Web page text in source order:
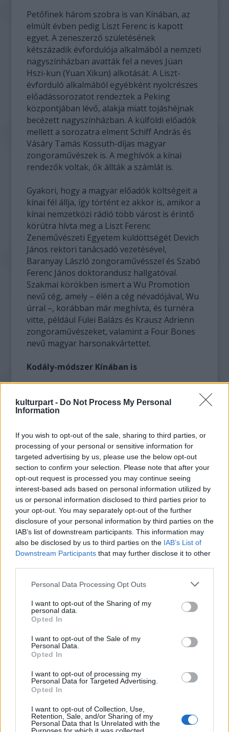
kulturpart - Do Not Process My Personal
Information
If you wish to opt-out of the sale, sharing to third parties, or
processing of your personal or sensitive information for
targeted advertising by us, please use the below opt-out
section to confirm your selection. Please note that after your
opt-out request is processed you may continue seeing
interest-based ads based on personal information utilized by
us or personal information disclosed to third parties prior to
your opt-out. You may separately opt-out of the further
disclosure of your personal information by third parties on the
IAB’s list of downstream participants. This information may
also be disclosed by us to third parties on the IAB’s List of
Downstream Participants that may further disclose it to other
Please note that this website/app uses one or more Google
not limited to your visit or usage behaviour. You may click to
grant or deny consent to Google and its third-party tags to
use your data for below specified purposes in below Google
consent section.
Personal Data Processing Opt Outs
I want to opt-out of the Sharing of my
personal data.
Opted In
I want to opt-out of the Sale of my
Personal Data.
Opted In
I want to opt-out of processing my
Personal Data for Targeted Advertising.
Opted In
I want to opt-out of Collection, Use,
Retention, Sale, and/or Sharing of my
Personal Data that Is Unrelated with the
Petőfinek három szobra is van Kínában, az
elmúlt évben pedig Liszt Ferenc is kapott
egyet. A zeneszerző születésének
kétszázadik évfordulója alkalmából a nemzeti
nagyszínházban avatták fel a neves Jüan
Hszi-kun (Yuan Xikun) alkotását. A Liszt-
évforduló alkalmából egyébként nyolcrészes
előadássorozatot rendeztek a Peking
központjában lévő, alakja miatt tojáshéjnak
becézett nagyszínházban. A külföldi előadók
mellett a sorozatra elment Schiff András és
Vásáry Tamás Kossuth-díjas magyar
zongoraművészek is. A meghívók a kínai
rendezők voltak, ők állták a számlát is.
Gyakori, hogy a magyar előadók költségeit a
kínai fél állja, így történt ez akkor is, amikor a
kínai nemzetközi rádió több várost is érintő
körútra hívta meg a Liszt Ferenc
Zeneművészeti Egyetem küldöttségét Devich
János rektori tanácsadó vezetésével,
Baranyay László zongoraművésszel és Szabó
Ferenc János doktorandusz hallgatóval.
Szakmai körökben ismert a Wu Promotion
nevű cég, amely – élén a cég névadójával, Wu
úrral –, korábban már meghívta, és turnéra
vitte, például Fülei Balázs és Krausz Adrienn
zongoraművészeket, valamint a Four Bones
nevű magyar harsonakvártettet.
Kodály-módszer Kínában is
odamegy, annak a legjobbakkal kell
megmérkőznie. Kínában a klasszikus zene
zongorázni, és az érdeklődés élénkülése
mellett a zeneértésben is nagyot léptek előre.
A kínai központi zeneakadémiához tartozóan
működik a kínai Kodály Társaság, amely a
zene élvezetének tanítását támogatja,
könyvet jelentetett meg, népszerűsíti a
Kodály-módszert. Tavaly például egy olyan
osztály indult, ahol szellemi- és testi
fogyatékkal élő gyerekek oktatásában
alkalmazzák a magyar művészről elnevezett
módszert. Azok, akik találkoztak ezekkel a
gyerekekkel, elmondták, megható volt látni,
Alig találni műfordítót, és film is
lemaradt
Ami az
irodalmat
találni